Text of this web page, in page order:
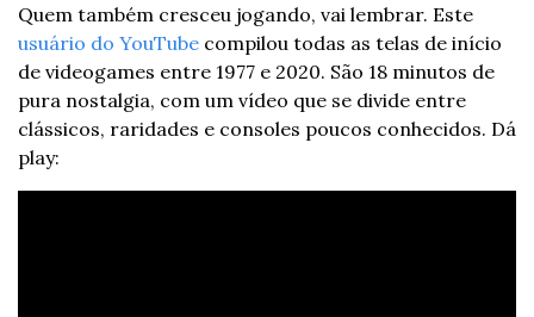
Quem também cresceu jogando, vai lembrar.
usuário do YouTube compilou todas as telas de início
de videogames entre 1977 e 2020. São 18 minutos de
pura nostalgia, com um vídeo que se divide entre
clássicos, raridades e consoles poucos conhecidos. Dá
play: